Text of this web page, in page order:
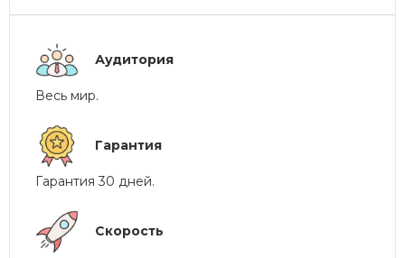
Аудитория
Весь мир.
Гарантия
Гарантия 30 дней.
Скорость